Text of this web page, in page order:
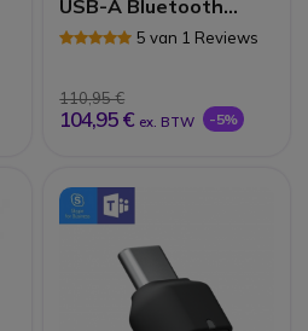
USB-A Bluetooth
Dongle 5 van 1 Reviews
110,95 €
104,95 € ex. BTW -5%